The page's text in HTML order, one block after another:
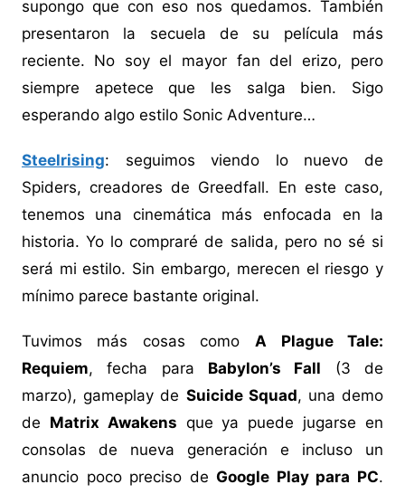
supongo que con eso nos quedamos. También
presentaron la secuela de su película más
reciente. No soy el mayor fan del erizo, pero
siempre apetece que les salga bien. Sigo
esperando algo estilo Sonic Adventure…
Steelrising: seguimos viendo lo nuevo de
Spiders, creadores de Greedfall. En este caso,
tenemos una cinemática más enfocada en la
historia. Yo lo compraré de salida, pero no sé si
será mi estilo. Sin embargo, merecen el riesgo y
mínimo parece bastante original.
Tuvimos más cosas comoA Plague Tale:
Requiem, fecha para Babylon’s Fall (3 de
marzo), gameplay de Suicide Squad, una demo
de Matrix Awakens que ya puede jugarse en
consolas de nueva generación e incluso un
anuncio poco preciso deGoogle Play para PC.